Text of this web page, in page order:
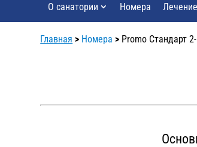
О санатории Номера Лечение
Главная > Номера > Promo Стандарт